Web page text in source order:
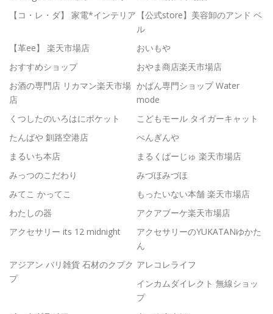
【コ・レ・ダ】 家電*インテリア 【公式store】美容卸のアンド ベ
ル
【革ee】 楽天市場店
おいもや
おすすめショップ
おやま商店楽天市場店
お酒の専門店 リカマン楽天市場
店
かばん専門ショップ Water
mode
くつしたのいろはにポケット
こどもモール タイガーキャット
たんばや 釧路空港店
ぺんぎんや
まるいち本店
まるくぱーじゅ 楽天市場店
みっつのこだわり
みづほみづほ
みてこ かってこ
もったいない本舗 楽天市場店
わたしの器
アクアブーケ楽天市場店
アクセサリー its 12 midnight
アクセサリーのYUKATANゆかた
ん
アジアン バリ雑貨 石材のクプク
プ
アレコレライフ
インカムダイレクト 無線ショッ
プ